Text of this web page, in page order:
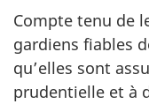
Compte tenu de
gardiens fiables
qu’elles sont
prudentielle et à